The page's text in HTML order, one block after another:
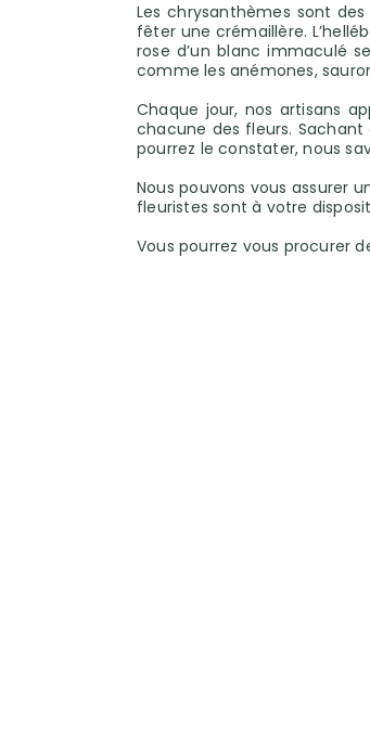
Les chrysanthèmes sont
fêter une crémaillère.
rose d’un blanc immaculé
comme les anémones,
Chaque jour, nos artisans
chacune des fleurs.
pourrez le constater, nous
Nous pouvons vous assurer
fleuristes sont à votre
Vous pourrez vous procurer